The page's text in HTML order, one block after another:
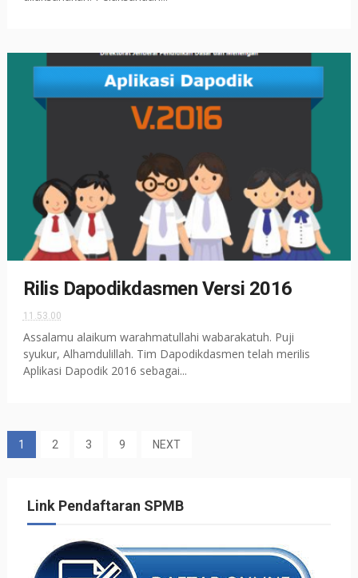
Rilis Dapodikdasmen Versi 2016
11.53.00
Assalamu alaikum warahmatullahi wabarakatuh. Puji
syukur, Alhamdulillah. Tim Dapodikdasmen telah merilis
Aplikasi Dapodik 2016 sebagai...
1 2 3 9 NEXT
Link Pendaftaran SPMB